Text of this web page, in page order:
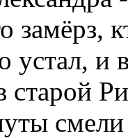
замёрз,
устал, и